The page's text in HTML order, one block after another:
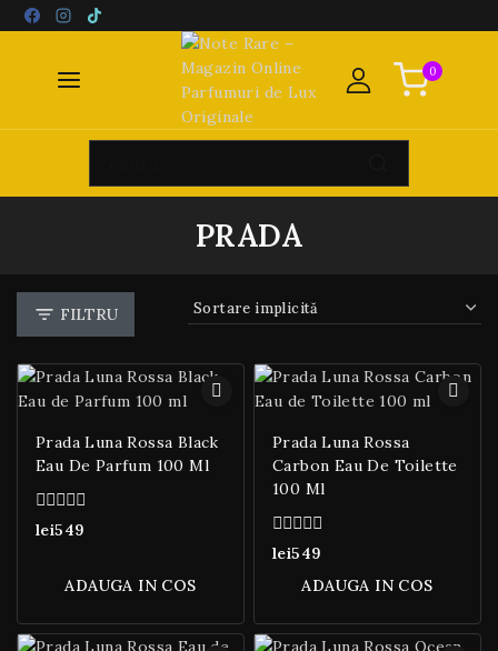
0
PRADA
FILTRU
Prada Luna Rossa Black
Eau De Parfum 100 Ml
0
lei549
ADAUGA IN COS
Prada Luna Rossa
Carbon Eau De Toilette
100 Ml
0
lei549
ADAUGA IN COS